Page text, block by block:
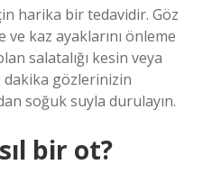
harika bir tedavidir. Göz
ve kaz ayaklarını önleme
salatalığı kesin veya
dakika gözlerinizin
soğuk suyla durulayın.
bir ot?